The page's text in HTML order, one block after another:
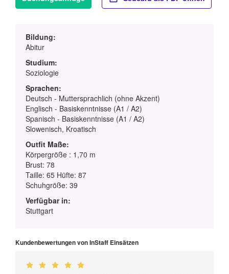
Bildung:
Abitur
Studium:
Soziologie
Sprachen:
Deutsch - Muttersprachlich (ohne Akzent)
Englisch - Basiskenntnisse (A1 / A2)
Spanisch - Basiskenntnisse (A1 / A2)
Slowenisch, Kroatisch
Outfit Maße:
Körpergröße : 1,70 m
Brust: 78
Taille: 65 Hüfte: 87
Schuhgröße: 39
Verfügbar in:
Stuttgart
Kundenbewertungen von InStaff Einsätzen